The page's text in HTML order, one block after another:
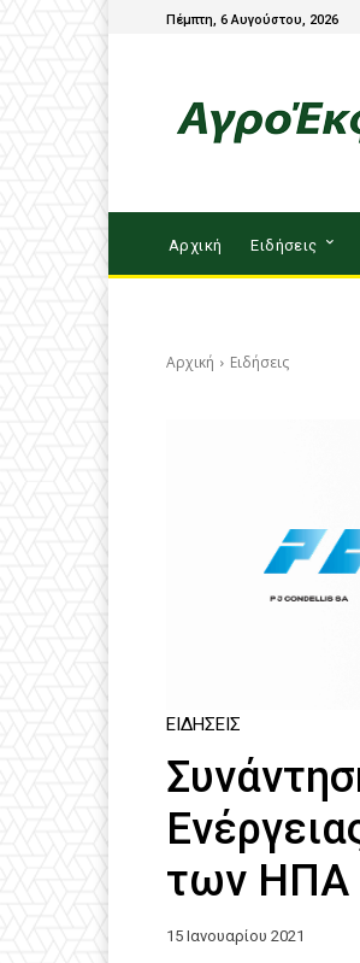
Πέμπτη, 6 Αυγούστου, 2026
Αρχική Ειδήσεις
Αρχική Ειδήσεις
ΕΙΔΉΣΕΙΣ
των ΗΠΑ
15 Ιανουαρίου 2021